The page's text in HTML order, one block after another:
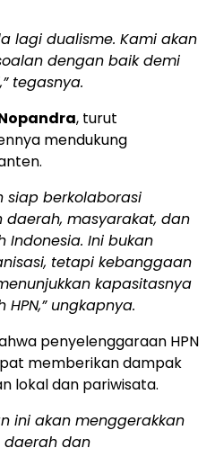
lagi dualisme. Kami akan
dengan baik demi
tegasnya.
, turut
mendukung
siap berkolaborasi
masyarakat, dan
Indonesia. Ini bukan
tetapi kebanggaan
kapasitasnya
ungkapnya.
penyelenggaraan HPN
memberikan dampak
lokal dan pariwisata.
ini akan menggerakkan
daerah dan